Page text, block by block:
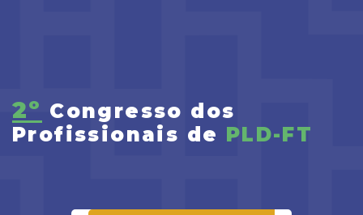
2º Congresso dos
Profissionais de PLD-FT